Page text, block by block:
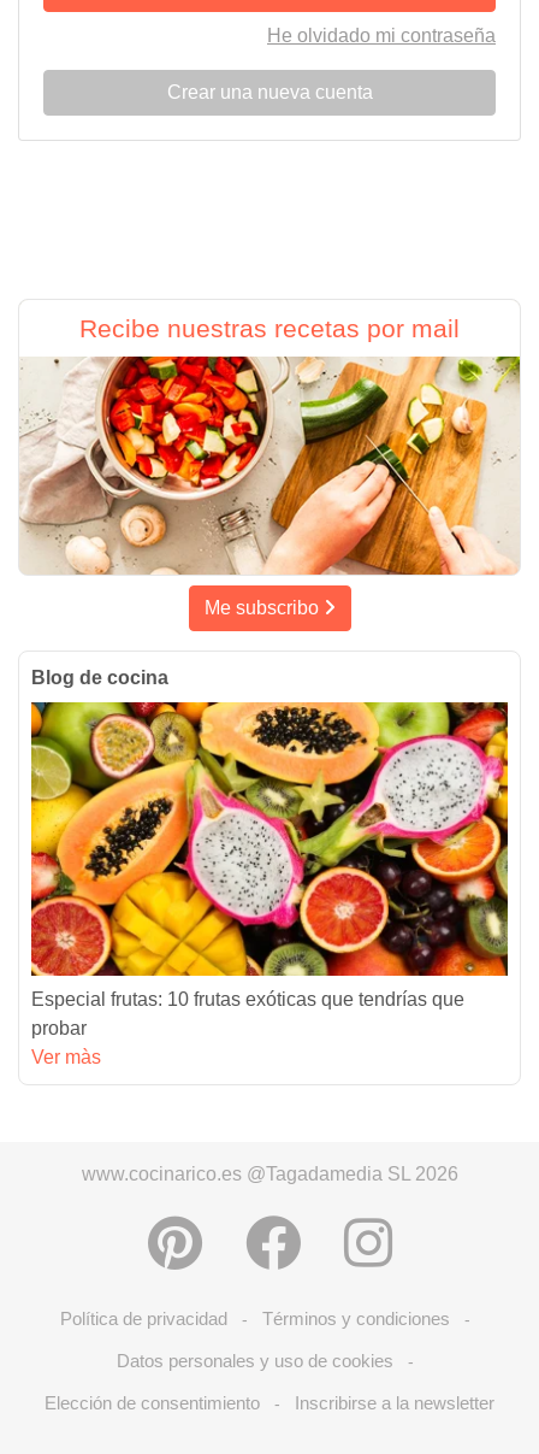
He olvidado mi contraseña
Crear una nueva cuenta
Recibe nuestras recetas por mail
Me subscribo
Blog de cocina
Especial frutas: 10 frutas exóticas que tendrías que
probar
Ver màs
www.cocinarico.es @Tagadamedia SL 2026
Política de privacidad - Términos y condiciones -
Datos personales y uso de cookies -
Elección de consentimiento - Inscribirse a la newsletter